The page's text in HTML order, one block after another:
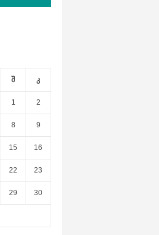
შ კ
1 2
8 9
15 16
22 23
29 30